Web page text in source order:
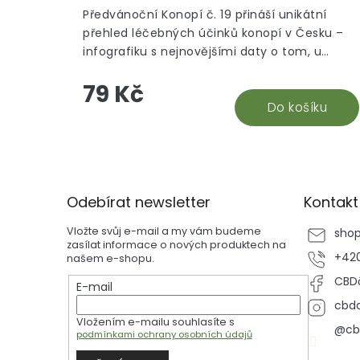
79 Kč Do košíku
Předvánoční Konopí č. 19 přináší unikátní
přehled léčebných účinků konopí v Česku –
infografiku s nejnovějšími daty o tom, u
Číslo dále odhaluje fascinující historii CBD
odrůd, představuje farmaceuticky podloženou
výrobu tinktury zvané Zelený drak a otevírá
proč je endokanabinoidní systém klíčem ke
vše o výběru legálních technických odrůd. Pro
vánoční atmosféru přidává redakce
zimních koření i recept na pistáciové košíčky s
bílou čokoládou.
Odebírat newsletter
Vložte svůj e-mail a my vám budeme
zasílat informace o nových produktech na
našem e-shopu.
E-mail
Vložením e-mailu souhlasíte s
podmínkami ochrany osobních údajů
Kontakt
shop